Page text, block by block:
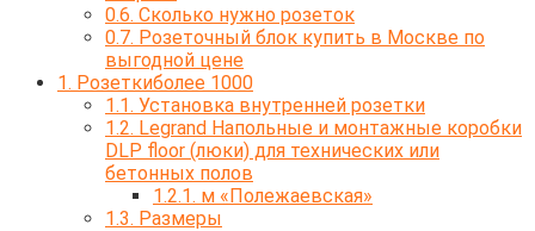
0.6. Сколько нужно розеток
0.7. Розеточный блок купить в Москве по
выгодной цене
1. Розеткиболее 1000
1.1. Установка внутренней розетки
1.2. Legrand Напольные и монтажные коробки
DLP floor (люки) для технических или
бетонных полов
1.2.1. м «Полежаевская»
1.3. Размеры